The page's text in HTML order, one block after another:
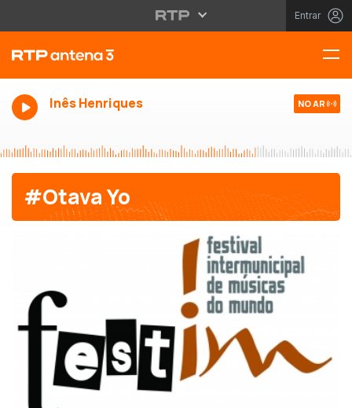
Entrar
Inês Henriques NO AR
#Otava Yo